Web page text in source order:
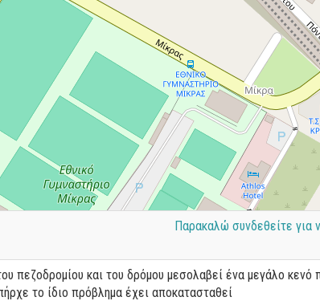
Παρακαλώ συνδεθείτε για
πεζοδρομίου και του δρόμου μεσολαβεί ένα μεγάλο κενό
το ίδιο πρόβλημα έχει αποκατασταθεί